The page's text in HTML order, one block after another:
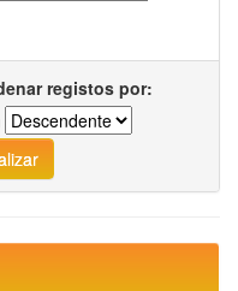
registos por: